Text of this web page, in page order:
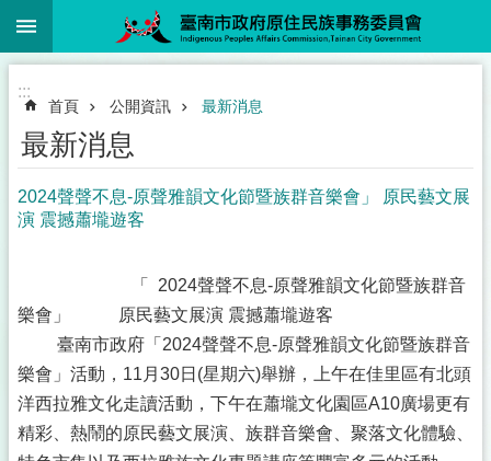
跳到主要內容區塊
:::
首頁 公開資訊 最新消息
最新消息
2024聲聲不息-原聲雅韻文化節暨族群音樂會」 原民藝文展
演 震撼蕭壠遊客
「 2024聲聲不息-原聲雅韻文化節暨族群音
樂會」 原民藝文展演 震撼蕭壠遊客
臺南市政府「2024聲聲不息-原聲雅韻文化節暨族群音
樂會」活動，11月30日(星期六)舉辦，上午在佳里區有北頭
洋西拉雅文化走讀活動，下午在蕭壠文化園區A10廣場更有
精彩、熱鬧的原民藝文展演、族群音樂會、聚落文化體驗、